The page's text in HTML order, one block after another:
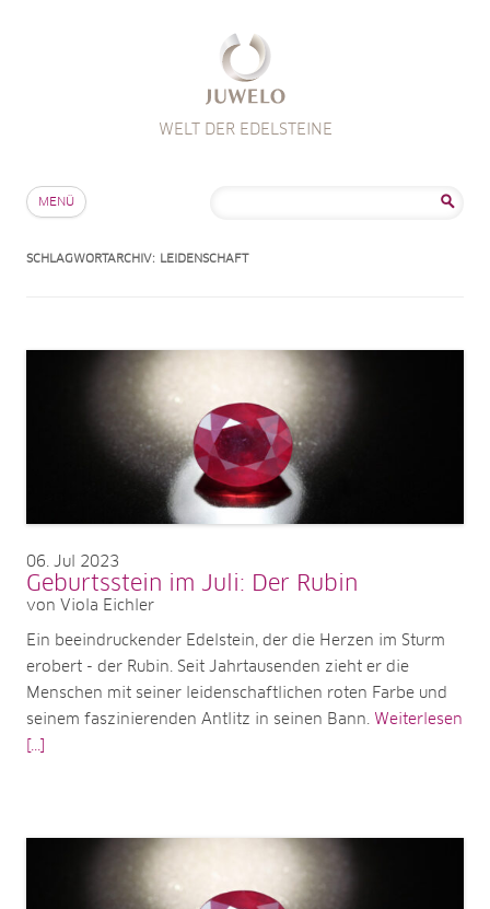
WELT DER EDELSTEINE
MENÜ
SCHLAGWORTARCHIV: LEIDENSCHAFT
06 Jul 2023
Geburtsstein im Juli: Der Rubin
von Viola Eichler
Ein beeindruckender Edelstein, der die Herzen im Sturm
erobert - der Rubin. Seit Jahrtausenden zieht er die
Menschen mit seiner leidenschaftlichen roten Farbe und
seinem faszinierenden Antlitz in seinen Bann. Weiterlesen